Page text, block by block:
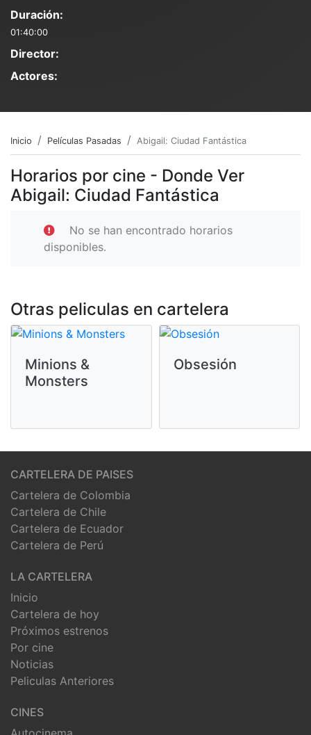
Duración:
01:40:00
Director:
Actores:
Inicio Películas Pasadas Abigail: Ciudad Fantástica
Horarios por cine - Donde Ver
Abigail: Ciudad Fantástica
No se han encontrado horarios
disponibles.
Otras peliculas en cartelera
Minions &
Monsters
Obsesión
CARTELERA DE PAISES
Cartelera de Colombia
Cartelera de Chile
Cartelera de Ecuador
Cartelera de Perú
LA CARTELERA
Inicio
Cartelera de hoy
Próximos estrenos
Por cine
Noticias
Peliculas Anteriores
CINES